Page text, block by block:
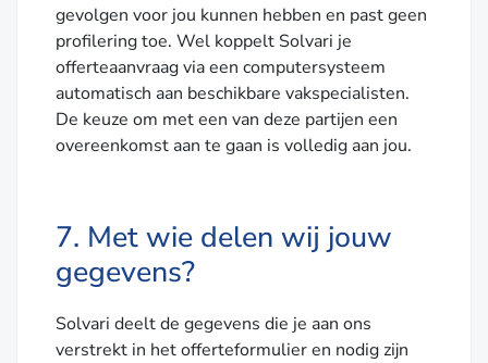
gevolgen voor jou kunnen hebben en past geen
profilering toe. Wel koppelt Solvari je
offerteaanvraag via een computersysteem
automatisch aan beschikbare vakspecialisten.
De keuze om met een van deze partijen een
overeenkomst aan te gaan is volledig aan jou.
7. Met wie delen wij jouw
gegevens?
Solvari deelt de gegevens die je aan ons
verstrekt in het offerteformulier en nodig zijn